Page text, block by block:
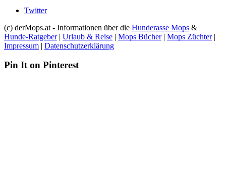
Twitter
(c) derMops.at - Informationen über die Hunderasse Mops &
Hunde-Ratgeber| Urlaub & Reise | Mops Bücher| Mops Züchter|
Impressum | Datenschutzerklärung
Pin It on Pinterest